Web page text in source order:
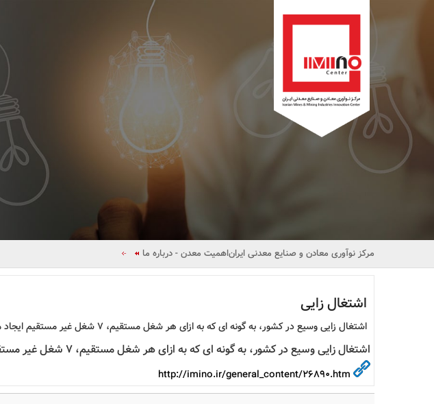
مرکز نوآوری معادن و صنایع معدنی ایراناهمیت معدن - درباره ما
اشتغال زایی
اشتغال زایی وسیع در کشور، به گونه ای که به ازای هر شغل مستقیم، 7 شغل غیر مستقیم ایجاد می شود.
اشتغال زایی وسیع در کشور، به گونه ای که به ازای هر شغل مستقیم، 7 شغل غیر مستقیم ایجاد می شود.